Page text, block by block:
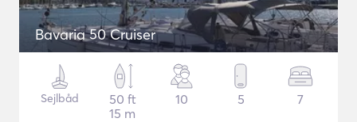
Bavaria 50 Cruiser
Sejlbåd
50 ft
15 m
10 5 7